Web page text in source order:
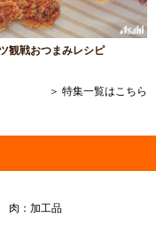
観戦おつまみレシピ
＞ 特集一覧はこちら
肉：加工品